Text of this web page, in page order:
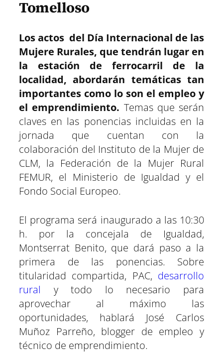
Tomelloso
Los actos del Día Internacional de las
Mujere Rurales, que tendrán lugar en
la estación de ferrocarril de la
localidad, abordarán temáticas tan
importantes como lo son el empleo y
el emprendimiento. Temas que serán
claves en las ponencias incluidas en la
jornada que cuentan con la
colaboración del Instituto de la Mujer de
CLM, la Federación de la Mujer Rural
FEMUR, el Ministerio de Igualdad y el
Fondo Social Europeo.
El programa será inaugurado a las 10:30
h. por la concejala de Igualdad,
Montserrat Benito, que dará paso a la
primera de las ponencias. Sobre
titularidad compartida, PAC, desarrollo
rural y todo lo necesario para
aprovechar al máximo las
oportunidades, hablará José Carlos
Muñoz Parreño, blogger de empleo y
técnico de emprendimiento.